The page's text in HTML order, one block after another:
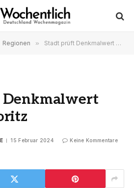
Regionen » Stadt prüft Denkmalwert von Telemoritz
15 Februar 2024 Keine Kommentare